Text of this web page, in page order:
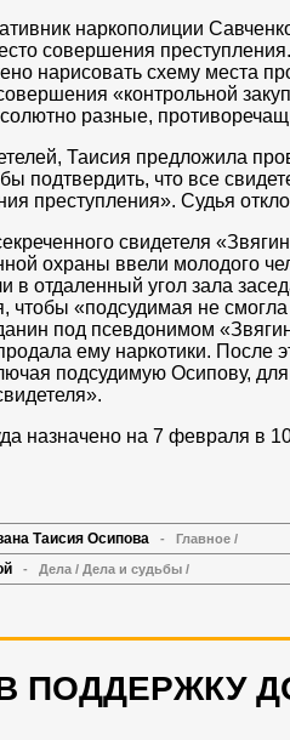
наркополиции
совершения
нарисовать схему места
«контрольной
разные,
Таисия предложила
подтвердить, что все
преступления». Судья
свидетеля
охраны ввели молодого
в отдаленный угол зала
чтобы «подсудимая не смогла
под псевдонимом
ему наркотики. После
подсудимую Осипову,
назначено на 7 февраля в
Таисия Осипова - Главное /
- Дела / Дела и судьбы /
ПОДДЕРЖКУ